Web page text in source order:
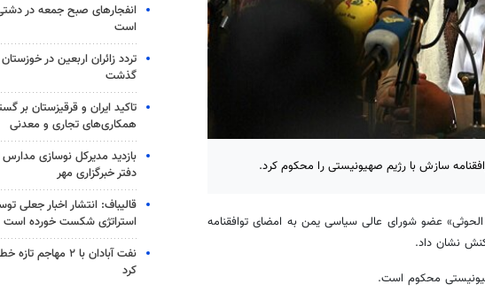
سازش با رژیم صهیونیستی را محکوم کرد.
عضو شورای عالی سیاسی یمن به امضای توافقنامه
نشان داد.
محکوم است.
انفجارهای صبح جمعه در
است
گذشت
تاکید ایران و قرقیزستان بر
همکاری‌های تجاری و معدنی
بازدید مدیرکل نوسازی مدارس
دفتر خبرگزاری مهر
قالیباف: انتشار اخبار جعلی
استراتژی شکست خورده است
نفت آبادان با ۲
کرد